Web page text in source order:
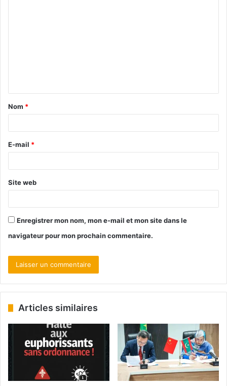
Nom *
E-mail *
Site web
Enregistrer mon nom, mon e-mail et mon site dans le
navigateur pour mon prochain commentaire.
Articles similaires